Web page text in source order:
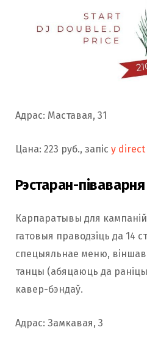
Адрас: Маставая, 31
Цана: 223 руб., запіс у direct
Рэстаран-піваварня
Карпаратывы для
гатовыя праводзіць да 14
спецыяльнае меню,
танцы (абяцаюць да
кавер-бэндаў.
Адрас: Замкавая, 3